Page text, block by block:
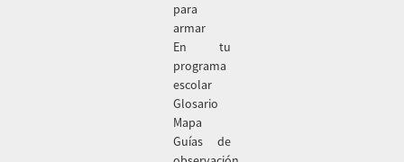
para
armar
En tu
programa
escolar
Glosario
Mapa
Guías de